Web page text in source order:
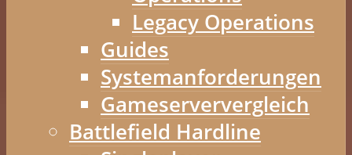
Legacy Operations
Guides
Systemanforderungen
Gameserververgleich
Battlefield Hardline